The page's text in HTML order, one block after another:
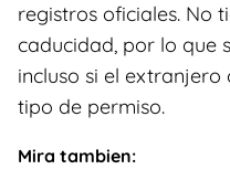
registros oficiales. No
caducidad, por lo que
incluso si el
tipo de permiso.
Mira tambien: